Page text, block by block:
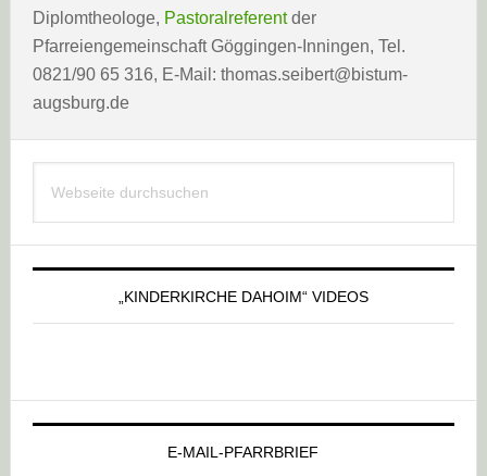
Diplomtheologe, Pastoralreferentder
Pfarreiengemeinschaft Göggingen-Inningen, Tel.
0821/90 65 316, E-Mail: thomas.seibert@bistum-
augsburg.de
Haupt-
Sidebar
durchsuchen
„KINDERKIRCHE DAHOIM“ VIDEOS
E-MAIL-PFARRBRIEF